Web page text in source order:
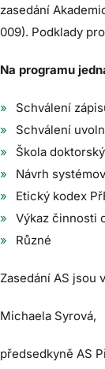
zasedání
009). Podklady
Na programu
Schválení
Schválení
Škola
Návrh
Etický kodex
Výkaz činnosti
Různé
Zasedání AS jsou
Michaela Syrová,
předsedkyně AS